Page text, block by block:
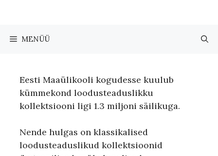
MENÜÜ
Eesti Maaülikooli kogudesse kuulub
kümmekond loodusteaduslikku
kollektsiooni ligi 1.3 miljoni säilikuga.
Nende hulgas on klassikalised
loodusteaduslikud kollektsioonid